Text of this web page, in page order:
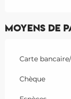
Moyens de
Carte
Chèque